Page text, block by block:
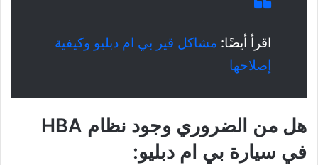
اقرأ أيضًا: مشاكل قير بي ام دبليو وكيفية
إصلاحها
في سيارة بي ام دبليو: